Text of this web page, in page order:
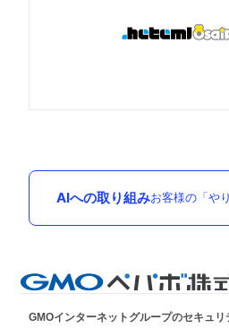
AIへの取り組みお客様の「や
GMOインターネットグループのセキュリ